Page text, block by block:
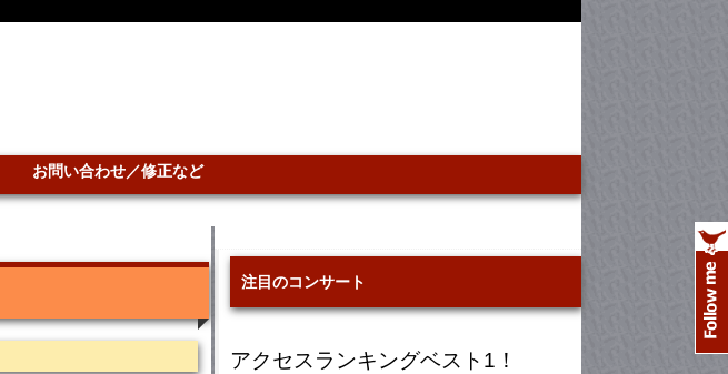
お問い合わせ／修正など
注目のコンサート
アクセスランキングベスト1！